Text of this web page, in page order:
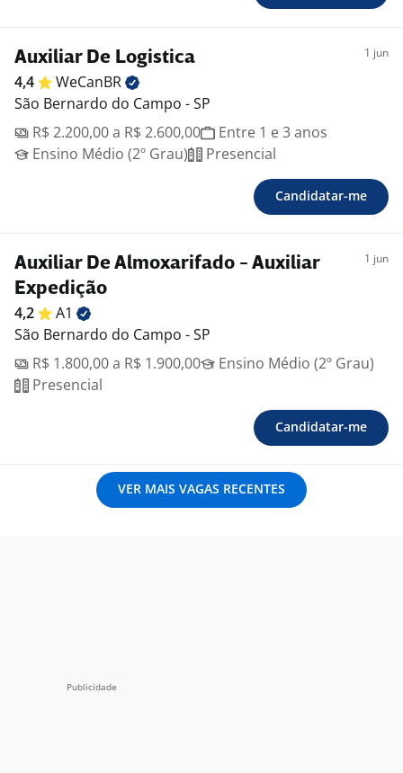
Auxiliar De Logistica 1 jun
4,4
WeCanBR
São Bernardo do Campo - SP
R$ 2.200,00 a R$ 2.600,00
Entre 1 e 3 anos
Ensino Médio (2º Grau)
Presencial
Candidatar-me
Auxiliar De Almoxarifado - Auxiliar
Expedição
1 jun
4,2
A1
São Bernardo do Campo - SP
R$ 1.800,00 a R$ 1.900,00
Ensino Médio (2º Grau)
Presencial
Candidatar-me
VER MAIS VAGAS RECENTES